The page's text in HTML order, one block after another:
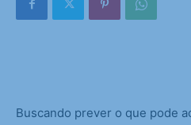
Buscando prever o que pode